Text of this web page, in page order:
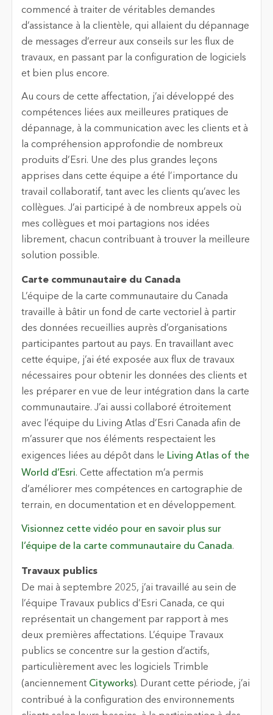
commencé à traiter de véritables demandes
d’assistance à la clientèle, qui allaient du dépannage
de messages d’erreur aux conseils sur les flux de
travaux, en passant par la configuration de logiciels
et bien plus encore.
Au cours de cette affectation, j’ai développé des
compétences liées aux meilleures pratiques de
dépannage, à la communication avec les clients et à
la compréhension approfondie de nombreux
produits d’Esri. Une des plus grandes leçons
apprises dans cette équipe a été l’importance du
travail collaboratif, tant avec les clients qu’avec les
collègues. J’ai participé à de nombreux appels où
mes collègues et moi partagions nos idées
librement, chacun contribuant à trouver la meilleure
solution possible.
Carte communautaire du Canada
L’équipe de la carte communautaire du Canada
travaille à bâtir un fond de carte vectoriel à partir
des données recueillies auprès d’organisations
participantes partout au pays. En travaillant avec
cette équipe, j’ai été exposée aux flux de travaux
nécessaires pour obtenir les données des clients et
les préparer en vue de leur intégration dans la carte
communautaire. J’ai aussi collaboré étroitement
avec l’équipe du Living Atlas d’Esri Canada afin de
m’assurer que nos éléments respectaient les
exigences liées au dépôt dans le Living Atlas of the
World d’Esri. Cette affectation m’a permis
d’améliorer mes compétences en cartographie de
terrain, en documentation et en développement.
Visionnez cette vidéo pour en savoir plus sur
l’équipe de la carte communautaire du Canada.
Travaux publics
De mai à septembre 2025, j’ai travaillé au sein de
l’équipe Travaux publics d’Esri Canada, ce qui
représentait un changement par rapport à mes
deux premières affectations. L’équipe Travaux
publics se concentre sur la gestion d’actifs,
particulièrement avec les logiciels Trimble
(anciennement Cityworks). Durant cette période, j’ai
contribué à la configuration des environnements